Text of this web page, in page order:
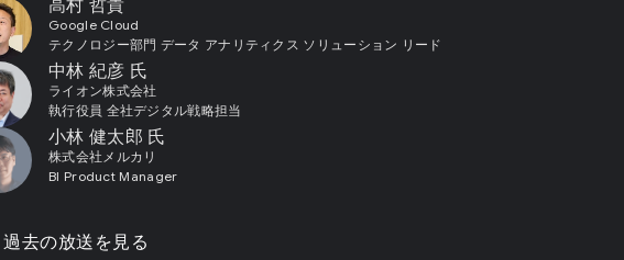
高村 哲貴
Google Cloud
テクノロジー部門 データ アナリティクス ソリューション リード
中林 紀彦 氏
ライオン株式会社
執行役員 全社デジタル戦略担当
小林 健太郎 氏
株式会社メルカリ
BI Product Manager
過去の放送を見る